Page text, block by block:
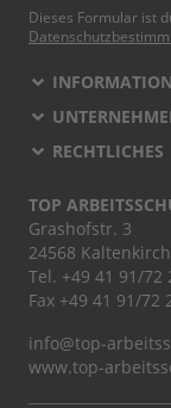
Dieses Formular ist
RECHTLICHES
TOP
Grashofstr. 3
24568
Tel. +49 41 91/72
Fax +49 41 91/72
info@top-
www.top-